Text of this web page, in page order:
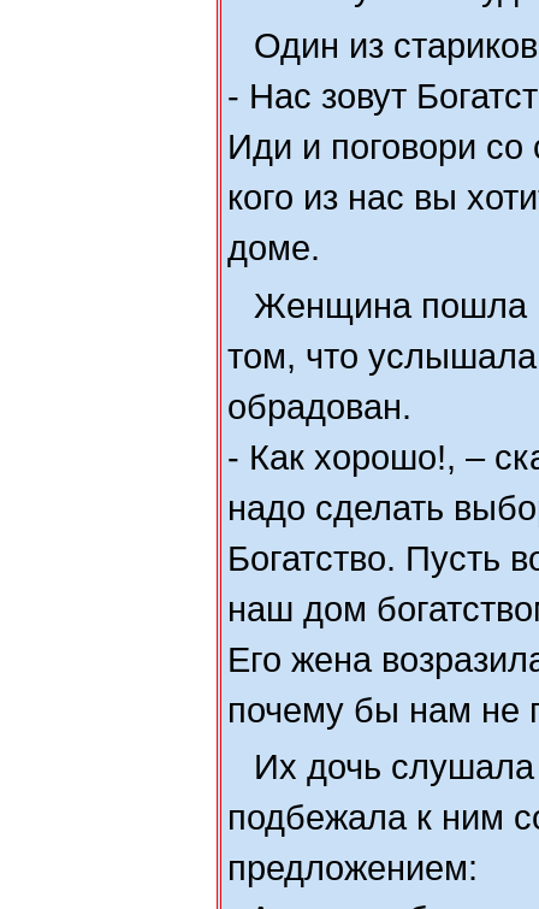
Один из
- Нас зовут
Иди и поговори
кого из нас вы
доме.
Женщина пошла
том, что
обрадован.
- Как хорошо!, –
надо сделать
Богатство. Пусть
наш дом
Его жена
почему бы нам не
Их дочь
подбежала к ним
предложением: